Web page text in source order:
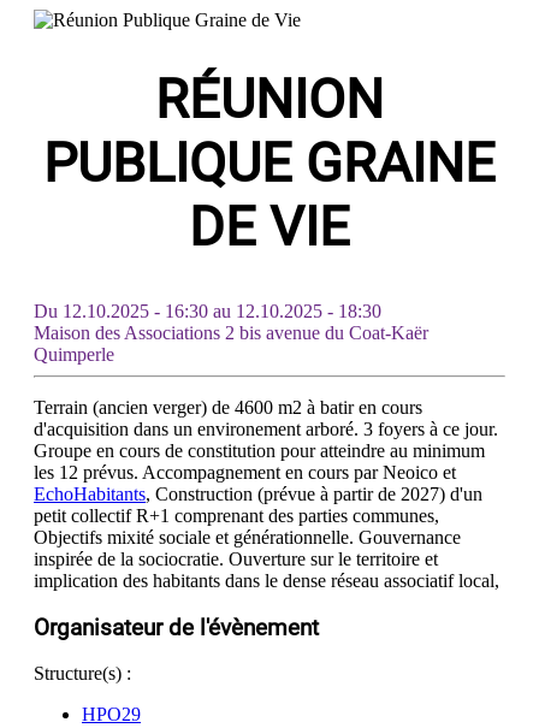
RÉUNION
PUBLIQUE GRAINE
DE VIE
Du 12.10.2025 - 16:30 au 12.10.2025 - 18:30
Maison des Associations 2 bis avenue du Coat-Kaër
Quimperle
Terrain (ancien verger) de 4600 m2 à batir en cours
d'acquisition dans un environement arboré. 3 foyers à ce jour.
Groupe en cours de constitution pour atteindre au minimum
les 12 prévus. Accompagnement en cours par Neoico et
EchoHabitants, Construction (prévue à partir de 2027) d'un
petit collectif R+1 comprenant des parties communes,
Objectifs mixité sociale et générationnelle. Gouvernance
inspirée de la sociocratie. Ouverture sur le territoire et
implication des habitants dans le dense réseau associatif local,
Organisateur de l'évènement
Structure(s) :
HPO29